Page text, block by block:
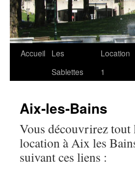
Accueil
Les
Sablettes
Location
1
Aix-les-Bains
Vous découvrirez tout
location à Aix les
suivant ces liens :